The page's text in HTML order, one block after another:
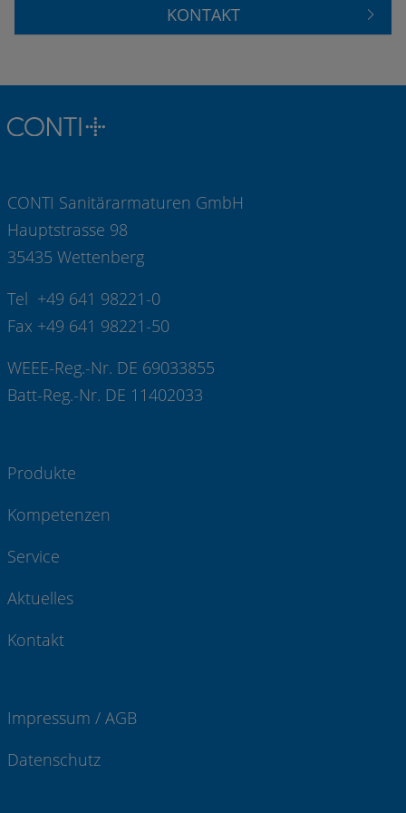
KONTAKT
CONTI Sanitärarmaturen GmbH
Hauptstrasse 98
35435 Wettenberg
Tel +49 641 98221-0
Fax +49 641 98221-50
WEEE-Reg.-Nr. DE 69033855
Batt-Reg.-Nr. DE 11402033
Produkte
Kompetenzen
Service
Aktuelles
Kontakt
Impressum / AGB
Datenschutz